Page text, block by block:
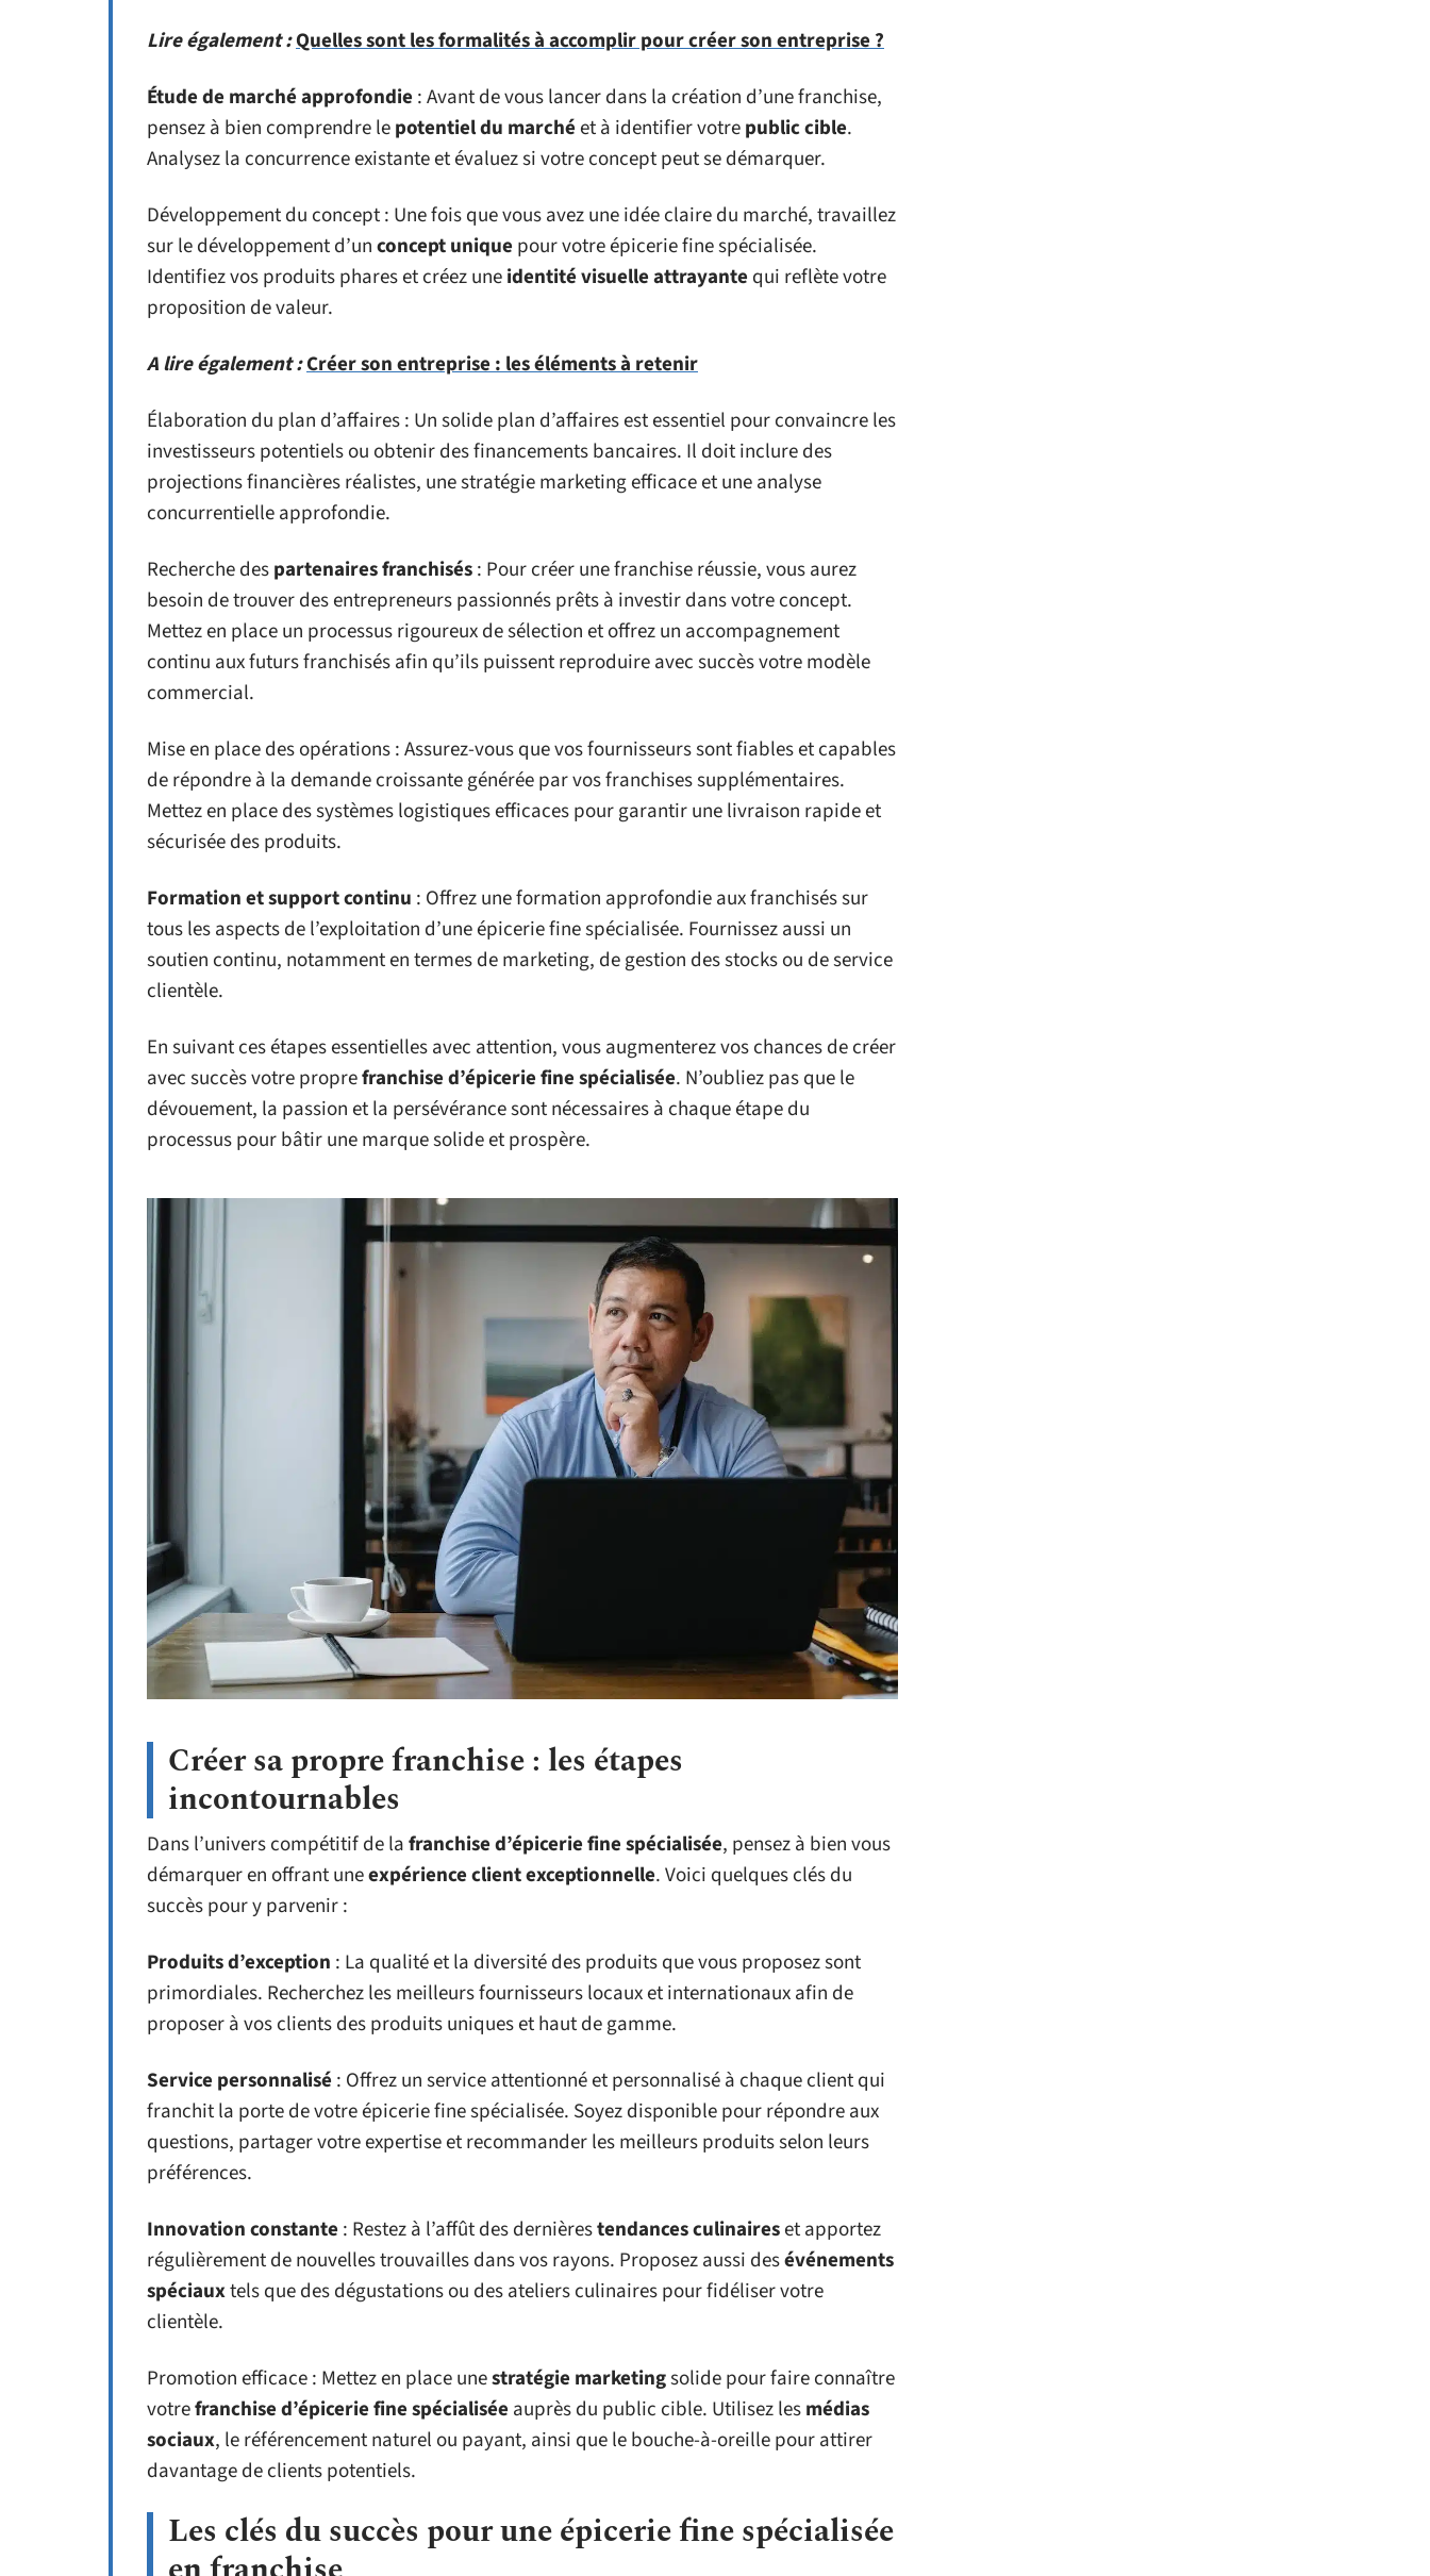
Lire également :Quelles sont les formalités à accomplir pour créer son entreprise ?
Étude de marché approfondie : Avant de vous lancer dans la création d’une franchise,
pensez à bien comprendre lepotentiel du marchéet à identifier votrepublic cible.
Analysez la concurrence existante et évaluez si votre concept peut se démarquer.
Développement du concept : Une fois que vous avez une idée claire du marché, travaillez
sur le développement d’unconcept unique pour votre épicerie fine spécialisée.
Identifiez vos produits phares et créez uneidentité visuelle attrayante qui reflète votre
proposition de valeur.
A lire également :Créer son entreprise : les éléments à retenir
Élaboration du plan d’affaires : Un solide plan d’affaires est essentiel pour convaincre les
investisseurs potentiels ou obtenir des financements bancaires. Il doit inclure des
projections financières réalistes, une stratégie marketing efficace et une analyse
concurrentielle approfondie.
Recherche despartenaires franchisés: Pour créer une franchise réussie, vous aurez
besoin de trouver des entrepreneurs passionnés prêts à investir dans votre concept.
Mettez en place un processus rigoureux de sélection et offrez un accompagnement
continu aux futurs franchisés afin qu’ils puissent reproduire avec succès votre modèle
commercial.
Mise en place des opérations : Assurez-vous que vos fournisseurs sont fiables et capables
de répondre à la demande croissante générée par vos franchises supplémentaires.
Mettez en place des systèmes logistiques efficaces pour garantir une livraison rapide et
sécurisée des produits.
Formation et support continu : Offrez une formation approfondie aux franchisés sur
tous les aspects de l’exploitation d’une épicerie fine spécialisée. Fournissez aussi un
soutien continu, notamment en termes de marketing, de gestion des stocks ou de service
clientèle.
En suivant ces étapes essentielles avec attention, vous augmenterez vos chances de créer
avec succès votre proprefranchise d’épicerie fine spécialisée. N’oubliez pas que le
dévouement, la passion et la persévérance sont nécessaires à chaque étape du
processus pour bâtir une marque solide et prospère.
Créer sa propre franchise : les étapes
incontournables
Dans l’univers compétitif de lafranchise d’épicerie fine spécialisée, pensez à bien vous
démarquer en offrant uneexpérience client exceptionnelle. Voici quelques clés du
succès pour y parvenir :
Produits d’exception : La qualité et la diversité des produits que vous proposez sont
primordiales. Recherchez les meilleurs fournisseurs locaux et internationaux afin de
proposer à vos clients des produits uniques et haut de gamme.
Service personnalisé : Offrez un service attentionné et personnalisé à chaque client qui
franchit la porte de votre épicerie fine spécialisée. Soyez disponible pour répondre aux
questions, partager votre expertise et recommander les meilleurs produits selon leurs
préférences.
Innovation constante : Restez à l’affût des dernièrestendances culinaireset apportez
régulièrement de nouvelles trouvailles dans vos rayons. Proposez aussi desévénements
spéciauxtels que des dégustations ou des ateliers culinaires pour fidéliser votre
clientèle.
Promotion efficace : Mettez en place unestratégie marketingsolide pour faire connaître
votrefranchise d’épicerie fine spécialisée auprès du public cible. Utilisez lesmédias
sociaux, le référencement naturel ou payant, ainsi que le bouche-à-oreille pour attirer
davantage de clients potentiels.
Les clés du succès pour une épicerie fine spécialisée